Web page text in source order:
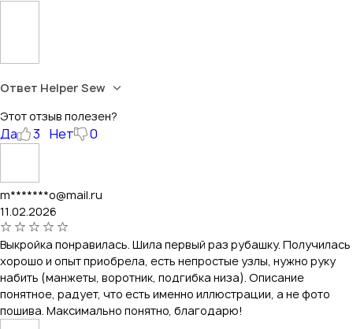
Ответ Helper Sew
Этот отзыв полезен?
Да 3 Нет 0
m*******o@mail.ru
11.02.2026
Выкройка понравилась. Шила первый раз рубашку. Получилась
хорошо и опыт приобрела, есть непростые узлы, нужно руку
набить (манжеты, воротник, подгибка низа). Описание
понятное, радует, что есть именно иллюстрации, а не фото
пошива. Максимально понятно, благодарю!